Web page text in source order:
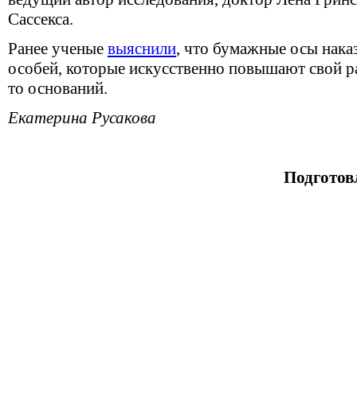
Сассекса.
Ранее ученые выяснили, что бумажные осы
особей, которые искусственно повышают свой
то оснований.
Екатерина Русакова